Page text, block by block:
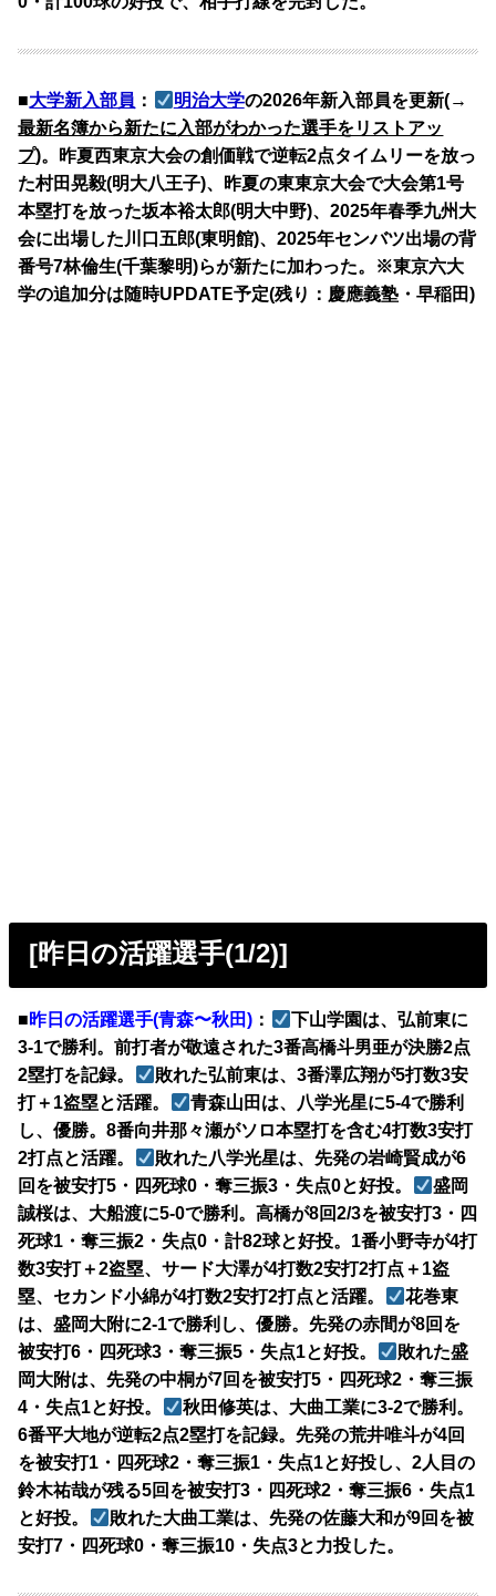
■大学新入部員 ： 明治大学の2026年新入部員を更新(→
最新名簿から新たに入部がわかった選手をリストアッ
プ)。昨夏西東京大会の創価戦で逆転2点タイムリーを放っ
た村田晃毅(明大八王子)、昨夏の東東京大会で大会第1号
本塁打を放った坂本裕太郎(明大中野)、2025年春季九州大
会に出場した川口五郎(東明館)、2025年センバツ出場の背
番号7林倫生(千葉黎明)らが新たに加わった。※東京六大
学の追加分は随時UPDATE予定(残り：慶應義塾・早稲田)
[昨日の活躍選手(1/2)]
■昨日の活躍選手(青森〜秋田) ：
下山学園は、弘前東に
3-1で勝利。前打者が敬遠された3番高橋斗男亜が決勝2点
2塁打を記録。
敗れた弘前東は、3番澤広翔が5打数3安
打＋1盗塁と活躍。
青森山田は、八学光星に5-4で勝利
し、優勝。8番向井那々瀬がソロ本塁打を含む4打数3安打
2打点と活躍。
敗れた八学光星は、先発の岩崎賢成が6
回を被安打5・四死球0・奪三振3・失点0と好投。
盛岡
誠桜は、大船渡に5-0で勝利。高橋が8回2/3を被安打3・四
死球1・奪三振2・失点0・計82球と好投。1番小野寺が4打
数3安打＋2盗塁、サード大澤が4打数2安打2打点＋1盗
塁、セカンド小綿が4打数2安打2打点と活躍。
花巻東
は、盛岡大附に2-1で勝利し、優勝。先発の赤間が8回を
被安打6・四死球3・奪三振5・失点1と好投。
敗れた盛
岡大附は、先発の中桐が7回を被安打5・四死球2・奪三振
4・失点1と好投。
秋田修英は、大曲工業に3-2で勝利。
6番平大地が逆転2点2塁打を記録。先発の荒井唯斗が4回
を被安打1・四死球2・奪三振1・失点1と好投し、2人目の
鈴木祐哉が残る5回を被安打3・四死球2・奪三振6・失点1
と好投。
敗れた大曲工業は、先発の佐藤大和が9回を被
安打7・四死球0・奪三振10・失点3と力投した。